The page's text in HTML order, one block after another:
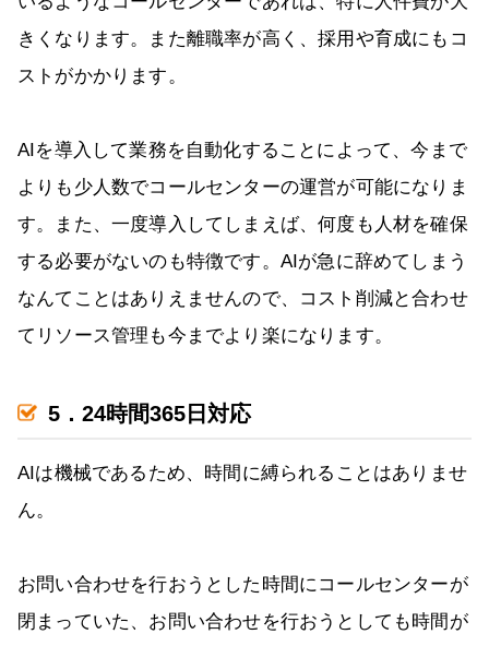
きくなります。また離職率が高く、採用や育成にもコ
ストがかかります。
AIを導入して業務を自動化することによって、今まで
よりも少人数でコールセンターの運営が可能になりま
す。また、一度導入してしまえば、何度も人材を確保
する必要がないのも特徴です。AIが急に辞めてしまう
なんてことはありえませんので、コスト削減と合わせ
てリソース管理も今までより楽になります。
5．24時間365日対応
AIは機械であるため、時間に縛られることはありませ
ん。
お問い合わせを行おうとした時間にコールセンターが
閉まっていた、お問い合わせを行おうとしても時間が